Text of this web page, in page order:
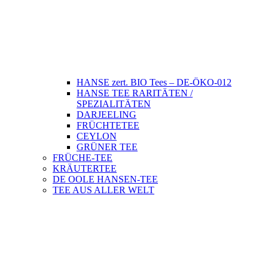
HANSE zert. BIO Tees – DE-ÖKO-012
HANSE TEE RARITÄTEN /
SPEZIALITÄTEN
DARJEELING
FRÜCHTETEE
CEYLON
GRÜNER TEE
FRÜCHE-TEE
KRÄUTERTEE
DE OOLE HANSEN-TEE
TEE AUS ALLER WELT